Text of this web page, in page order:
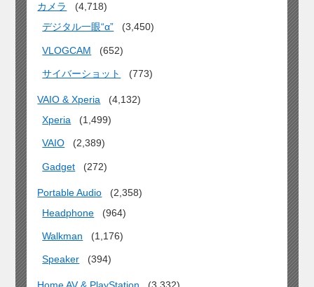
カメラ
(4,718)
デジタル一眼“α”
(3,450)
VLOGCAM (652)
サイバーショット (773)
VAIO & Xperia
(4,132)
Xperia
(1,499)
VAIO (2,389)
Gadget (272)
Portable Audio
(2,358)
Headphone
(964)
Walkman (1,176)
Speaker (394)